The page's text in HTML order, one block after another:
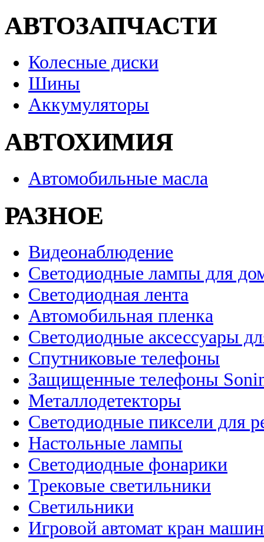
АВТОЗАПЧАСТИ
Колесные диски
Шины
Аккумуляторы
АВТОХИМИЯ
Автомобильные масла
РАЗНОЕ
Видеонаблюдение
Светодиодные лампы для
Светодиодная лента
Автомобильная пленка
Светодиодные аксессуары
Спутниковые телефоны
Защищенные телефоны
Металлодетекторы
Светодиодные пиксели для
Настольные лампы
Светодиодные фонарики
Трековые светильники
Светильники
Игровой автомат кран